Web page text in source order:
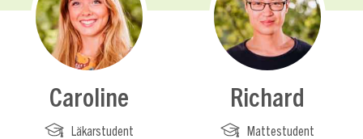
Caroline
Läkarstudent
Richard
Mattestudent